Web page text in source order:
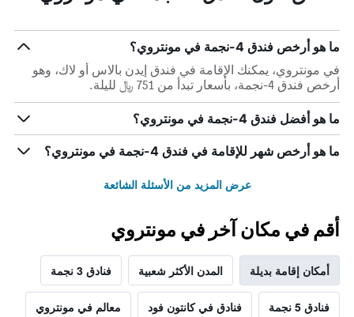
ما هو أرخص فندق 4-نجمة في مونتروي؟
في مونتروي، يمكنك الإقامة في فندق إيدن بالاس أو لاك، وهو
أرخص فندق 4-نجمة، بأسعار تبدأ من 751 ﷼ لليلة.
ما هو أفضل فندق 4-نجمة في مونتروي؟
ما هو أرخص شهر للإقامة في فندق 4-نجمة في مونتروي؟
عرض المزيد من الأسئلة الشائعة
أقم في مكان آخر في مونتروي
أمكان إقامة بديلة المدن الأكثر شعبية فنادق 3 نجمة
فنادق 5 نجمة فنادق في كانتون فود معالم في مونتروي